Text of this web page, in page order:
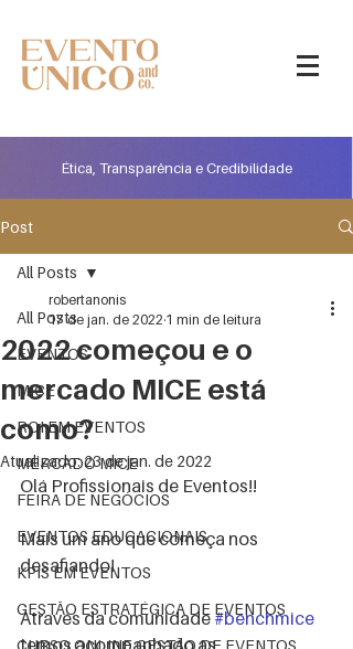
Ética, Transparência e Credibilidade
Post
All Posts
EVENTOS
MICE
ROI EM EVENTOS
MERCADO MICE
FEIRA DE NEGÓCIOS
EVENTOS EDUCACIONAIS
KPIS EM EVENTOS
GESTÃO ESTRATÉGICA DE EVENTOS
CURSO ONLINE GESTÃO DE EVENTOS
All Posts
2022 começou e o
mercado MICE está
como?
robertanonis
17 de jan. de 2022 1 min de leitura
Atualizado:23 de jan. de 2022
Olá Profissionais de Eventos!!
Mais um ano que começa nos
desafiando!
Através da comunidade #benchmice
temos acompanhado as